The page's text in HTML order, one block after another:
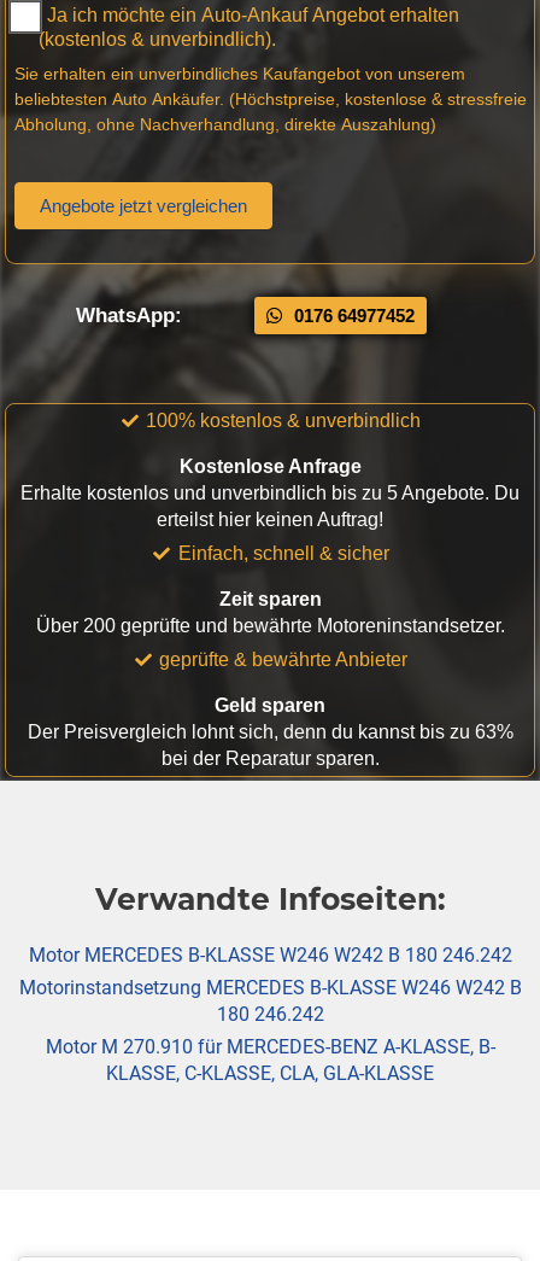
Ja ich möchte ein Auto-Ankauf Angebot erhalten
(kostenlos & unverbindlich).
Sie erhalten ein unverbindliches Kaufangebot von unserem
beliebtesten Auto Ankäufer. (Höchstpreise, kostenlose & stressfreie
Abholung, ohne Nachverhandlung, direkte Auszahlung)
Angebote jetzt vergleichen
WhatsApp: 0176 64977452
100% kostenlos & unverbindlich
Kostenlose Anfrage
Erhalte kostenlos und unverbindlich bis zu 5 Angebote. Du
erteilst hier keinen Auftrag!
Einfach, schnell & sicher
Zeit sparen
Über 200 geprüfte und bewährte Motoreninstandsetzer.
geprüfte & bewährte Anbieter
Geld sparen
Der Preisvergleich lohnt sich, denn du kannst bis zu 63%
bei der Reparatur sparen.
Verwandte Infoseiten:
Motor MERCEDES B-KLASSE W246 W242 B 180 246.242
Motorinstandsetzung MERCEDES B-KLASSE W246 W242 B
180 246.242
Motor M 270.910 für MERCEDES-BENZ A-KLASSE, B-
KLASSE, C-KLASSE, CLA, GLA-KLASSE